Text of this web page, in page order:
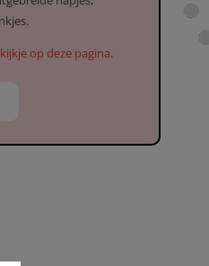
op deze pagina.